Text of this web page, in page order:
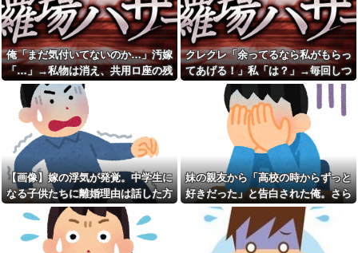
夫…地獄の義実家をでて離婚し
ようとしたら…夫にはとんでも
ない秘密があった
定食屋で大学生が大将に殴ら
れた。その理由がスカッとする...
友人の結婚式へ向かう日に、
トメから車を出せと要求され
た。断っただけなのに大騒ぎに
なってしまい…
嫁「間男と再婚したい」俺
「慰謝料を払うなら離婚だ」→
ところが後日「やっぱり戻りた
い」と言い出して…
某有名な外国系の公益法人で
窓口受付をやったとき、シフト
外しみたいな人をシフト表で数
人確認できたわ
高校の頃、担任と隣のクラス
の担任が結婚。「お祝いに行こ
う！」と結婚式場に突撃した結
義母「服装が失礼よ」私「お
互い様ですよね～」今までイビ
られ続けてきた私が義姉の披露
宴で大暴れｗｗ義親族に「ひっ
ぱたきますよ」と釘を刺したっ
たｗｗｗ
閉じかけの電車の扉に子供を
抱っこしたまま手を挟んで開け
させた旦那、後にはベビーカー
を押した奥さんが…
週1エステ＆週3パーソナルジ
ム通いの美意識過剰な先輩「こ
れって普通だよね？」→私「真
似できません…」の不毛なやり
取りに疲れ果てた・・・
【冷めた】朝起きた時点で化
粧塗り始めてた彼女が風呂入っ
て準備終わっても塗ってて「い
い加減にしろ」って無理に出か
けても道中で塗ってた
俺「まだ気付いてないのか…」汚嫁
「…」→私物は消え、共用ロ座の残
高は653円。それでも嫁は平然とし
ていて…
クレクレ「余ってるなら私がもらっ
てあげる！」私「は？」→毎回しつ
こく食い下がるので、ある方法を試
した結果…
【画像】嫁の浮気が発覚。中学生に
なる子供たちに離婚理由は話した方
がいい？
妹の親友から「高校の時からずっと
好きだった」と告白された俺。さら
にキス責めに遭い